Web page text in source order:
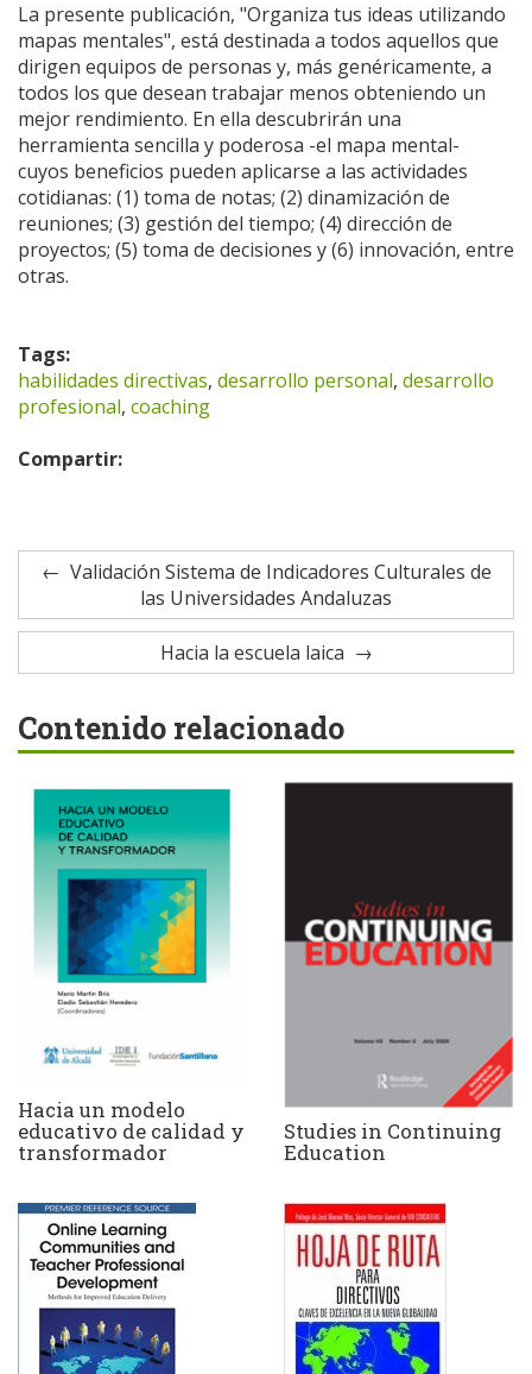
La presente publicación, "Organiza tus ideas utilizando
mapas mentales", está destinada a todos aquellos que
dirigen equipos de personas y, más genéricamente, a
todos los que desean trabajar menos obteniendo un
mejor rendimiento. En ella descubrirán una
herramienta sencilla y poderosa -el mapa mental-
cuyos beneficios pueden aplicarse a las actividades
cotidianas: (1) toma de notas; (2) dinamización de
reuniones; (3) gestión del tiempo; (4) dirección de
proyectos; (5) toma de decisiones y (6) innovación, entre
otras.
Tags:
habilidades directivas, desarrollo personal, desarrollo
profesional, coaching
Compartir:
Validación Sistema de Indicadores Culturales de
las Universidades Andaluzas
Hacia la escuela laica
Contenido relacionado
Hacia un modelo
educativo de calidad y
transformador
Studies in Continuing
Education